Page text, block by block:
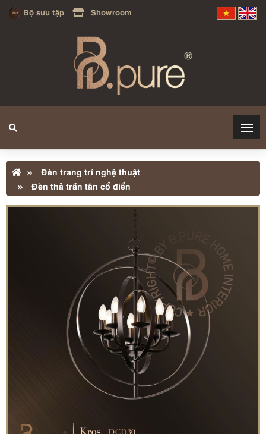
Bộ sưu tập Showroom
Đèn trang trí nghệ thuật
Đèn thả trần tân cổ điển